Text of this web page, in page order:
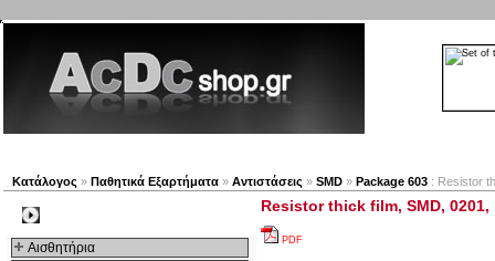
Κατάλογος » Παθητικά Εξαρτήματα » Αντιστάσεις » SMD » Package 603 : Resistor
Αισθητήρια
Resistor thick film, SMD, 0201,
PDF